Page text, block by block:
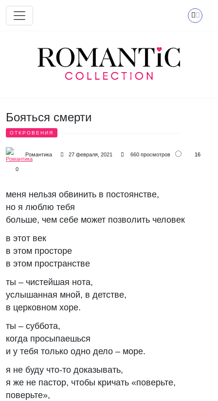
Перейти к основному содержанию
Бояться смерти
ОТКРОВЕНИЯ
Романтика 27 февраля, 2021 660 просмотров 16
0
меня нельзя обвинить в постоянстве,
но я люблю тебя
больше, чем себе может позволить человек
в этот век
в этом просторе
в этом пространстве
ты – чистейшая нота,
услышанная мной, в детстве,
в церковном хоре.
ты – суббота,
когда просыпаешься
и у тебя только одно дело – море.
я не буду что-то доказывать,
я же не пастор, чтобы кричать «поверьте,
поверьте»,